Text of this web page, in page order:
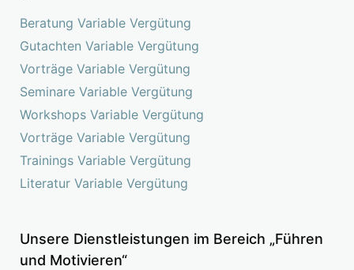
Beratung Variable Vergütung
Gutachten Variable Vergütung
Vorträge Variable Vergütung
Seminare Variable Vergütung
Workshops Variable Vergütung
Vorträge Variable Vergütung
Trainings Variable Vergütung
Literatur Variable Vergütung
Unsere Dienstleistungen im Bereich „Führen
und Motivieren“